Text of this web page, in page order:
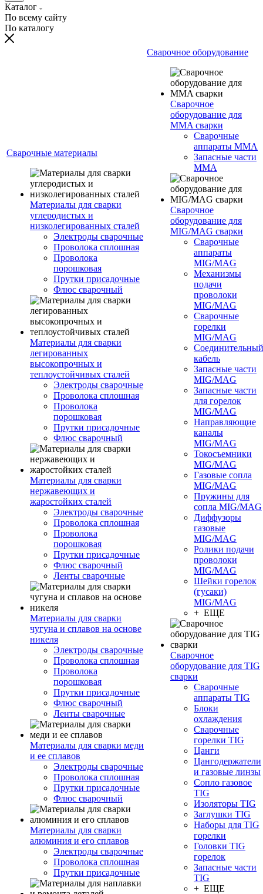
Каталог
По всему сайту
По каталогу
Сварочные материалы
Материалы для сварки
углеродистых и
низколегированных сталей
Электроды сварочные
Проволока сплошная
Проволока
порошковая
Прутки присадочные
Флюс сварочный
Материалы для сварки
легированных
высокопрочных и
теплоустойчивых сталей
Электроды сварочные
Проволока сплошная
Проволока
порошковая
Прутки присадочные
Флюс сварочный
Материалы для сварки
нержавеющих и
жаростойких сталей
Электроды сварочные
Проволока сплошная
Проволока
порошковая
Прутки присадочные
Флюс сварочный
Ленты сварочные
Материалы для сварки
чугуна и сплавов на основе
никеля
Электроды сварочные
Проволока сплошная
Проволока
порошковая
Прутки присадочные
Флюс сварочный
Ленты сварочные
Материалы для сварки меди
и ее сплавов
Электроды сварочные
Проволока сплошная
Прутки присадочные
Флюс сварочный
Материалы для сварки
алюминия и его сплавов
Электроды сварочные
Проволока сплошная
Прутки присадочные
Сварочное оборудование
Сварочное
оборудование для
MMA сварки
Сварочные
аппараты MMA
Запасные части
MMA
Сварочное
оборудование для
MIG/MAG сварки
Сварочные
аппараты
MIG/MAG
Механизмы
подачи
проволоки
MIG/MAG
Сварочные
горелки
MIG/MAG
Соединительный
кабель
Запасные части
MIG/MAG
Запасные части
для горелок
MIG/MAG
Направляющие
каналы
MIG/MAG
Токосъемники
MIG/MAG
Газовые сопла
MIG/MAG
Пружины для
сопла MIG/MAG
Диффузоры
газовые
MIG/MAG
Ролики подачи
проволоки
MIG/MAG
Шейки горелок
(гусаки)
MIG/MAG
+ ЕЩЕ
Сварочное
оборудование для TIG
сварки
Сварочные
аппараты TIG
Блоки
охлаждения
Сварочные
горелки TIG
Цанги
Цангодержатели
и газовые линзы
Сопло газовое
TIG
Изоляторы TIG
Заглушки TIG
Наборы для TIG
горелки
Головки TIG
горелок
Запасные части
TIG
+ ЕЩЕ